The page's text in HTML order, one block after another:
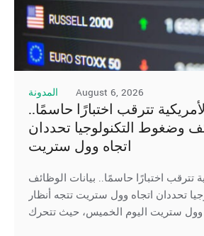
المدونة August 6, 2026
تترقب اختبارًا حاسمًا..
وضغوط التكنولوجيا تحددان
اتجاه وول ستريت
تترقب اختبارًا حاسمًا.. بيانات الوظائف
تحددان اتجاه وول ستريت تتجه أنظار
وول ستريت اليوم الخميس، حيث تتحرك